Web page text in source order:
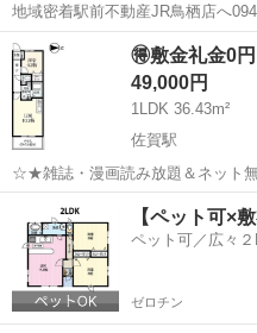
地域密着駅前不動産JR鳥栖店へ
佐賀 三養基郡 立野駅
🉐敷金礼金0
49,000円
1LDK 36.43m²
佐賀駅
☆★雑誌・漫画読み放題＆ネット
佐賀駅 ア
【ペット可×
ペット可／広々
ゼロチン